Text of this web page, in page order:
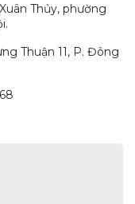
Thủy, phường
Thuận 11, P. Đông